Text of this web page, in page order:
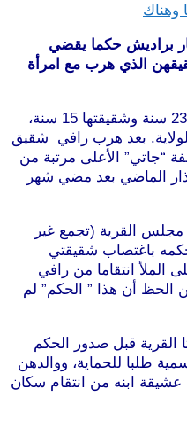
وهناك
براديش حكما يقضي
الذي هرب مع امرأة
تنتمي الفتاتان ميناكشي كوماري 23 سنة وشقيقتها 15 سنة،
بعد هرب رافي شقيق
“جاتي” الأعلى مرتبة من
الماضي بعد مضي شهر
مجلس القرية (تجمع غير
باغتصاب شقيقتي
الملأ انتقاما من رافي
الحظ أن هذا ” الحكم” لم
القرية قبل صدور الحكم
طلبا للحماية، ووالدهن
ابنه من انتقام سكان